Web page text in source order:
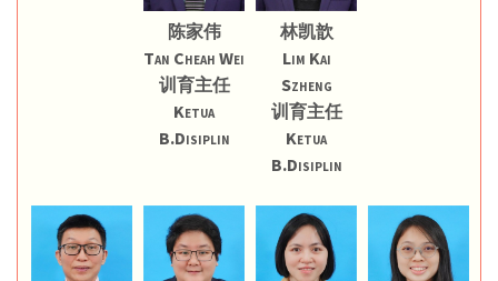
陈家伟
Tan Cheah Wei
训育主任
Ketua
B.Disiplin
林凯歆
Lim Kai
Szheng
训育主任
Ketua
B.Disiplin